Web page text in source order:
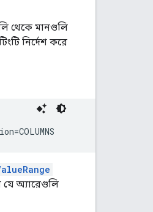
থেকে মানগুলি
নির্দেশ করে
যে অ্যারেগুলি